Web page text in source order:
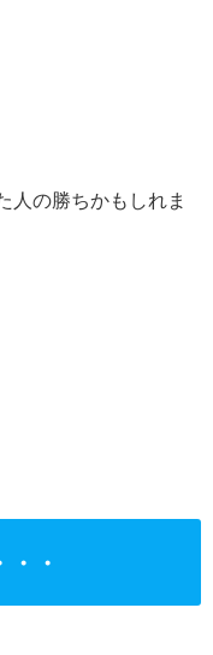
人の勝ちかもしれま
・